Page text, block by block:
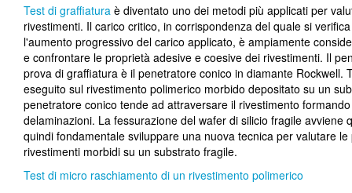
Test di graffiatura è diventato uno dei metodi più applicati per
rivestimenti. Il carico critico, in corrispondenza del quale si
l'aumento progressivo del carico applicato, è ampiamente
e confrontare le proprietà adesive e coesive dei rivestimenti. Il
prova di graffiatura è il penetratore conico in diamante Rockwell.
eseguito sul rivestimento polimerico morbido depositato su un
penetratore conico tende ad attraversare il rivestimento
delaminazioni. La fessurazione del wafer di silicio fragile avviene
quindi fondamentale sviluppare una nuova tecnica per valutare
rivestimenti morbidi su un substrato fragile.
Test di micro raschiamento di un rivestimento polimerico